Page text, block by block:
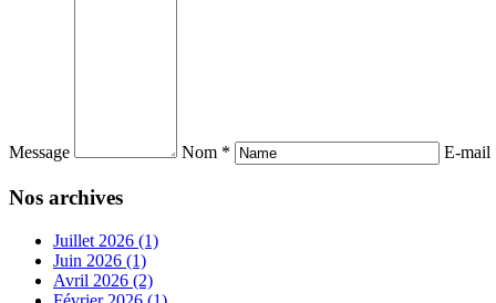
Message Nom * E-mail
Nos archives
Juillet 2026 (1)
Juin 2026 (1)
Avril 2026 (2)